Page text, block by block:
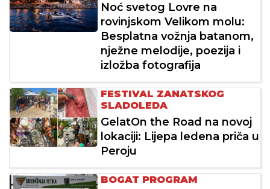
Noć svetog Lovre na
rovinjskom Velikom molu:
Besplatna vožnja batanom,
nježne melodije, poezija i
izložba fotografija
FESTIVAL ZANATSKOG
SLADOLEDA
GelatOn the Road na novoj
lokaciji: Lijepa ledena priča u
Peroju
BOGAT PROGRAM